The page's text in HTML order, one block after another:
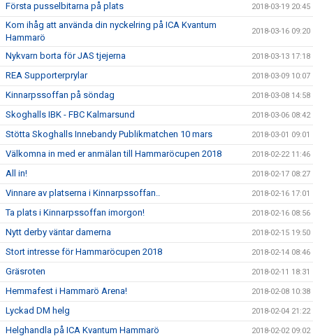
Första pusselbitarna på plats 2018-03-19 20:45
Kom ihåg att använda din nyckelring på ICA Kvantum
Hammarö
2018-03-16 09:20
Nykvarn borta för JAS tjejerna 2018-03-13 17:18
REA Supporterprylar 2018-03-09 10:07
Kinnarpssoffan på söndag 2018-03-08 14:58
Skoghalls IBK - FBC Kalmarsund 2018-03-06 08:42
Stötta Skoghalls Innebandy Publikmatchen 10 mars 2018-03-01 09:01
Välkomna in med er anmälan till Hammaröcupen 2018 2018-02-22 11:46
All in! 2018-02-17 08:27
Vinnare av platserna i Kinnarpssoffan.. 2018-02-16 17:01
Ta plats i Kinnarpssoffan imorgon! 2018-02-16 08:56
Nytt derby väntar damerna 2018-02-15 19:50
Stort intresse för Hammaröcupen 2018 2018-02-14 08:46
Gräsroten 2018-02-11 18:31
Hemmafest i Hammarö Arena! 2018-02-08 10:38
Lyckad DM helg 2018-02-04 21:22
Helghandla på ICA Kvantum Hammarö 2018-02-02 09:02